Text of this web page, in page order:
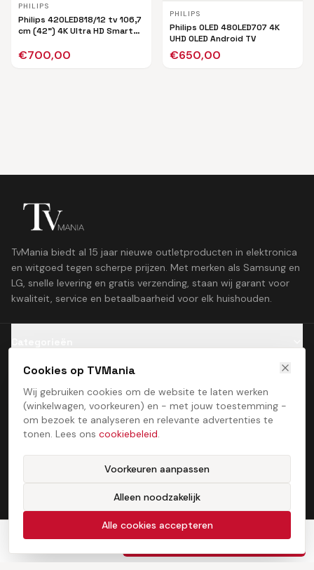
Cookies op TVMania
Wij gebruiken cookies om de website te laten werken
(winkelwagen, voorkeuren) en - met jouw toestemming -
om bezoek te analyseren en relevante advertenties te
tonen. Lees ons cookiebeleid.
Voorkeuren aanpassen
Alleen noodzakelijk
Alle cookies accepteren
PHILIPS
Philips 42OLED818/12 tv 106,7
cm (42") 4K Ultra HD Smart
€700,00
PHILIPS
Philips OLED 48OLED707 4K
UHD OLED Android TV
€650,00
750,00 In winkelwagen
TvMania biedt al 15 jaar nieuwe outletproducten in elektronica
en witgoed tegen scherpe prijzen. Met merken als Samsung en
LG, snelle levering en gratis verzending, staan wij garant voor
kwaliteit, service en betaalbaarheid voor elk huishouden.
Klantenservice
Contact
Cookiebeleid
ProcessStudio